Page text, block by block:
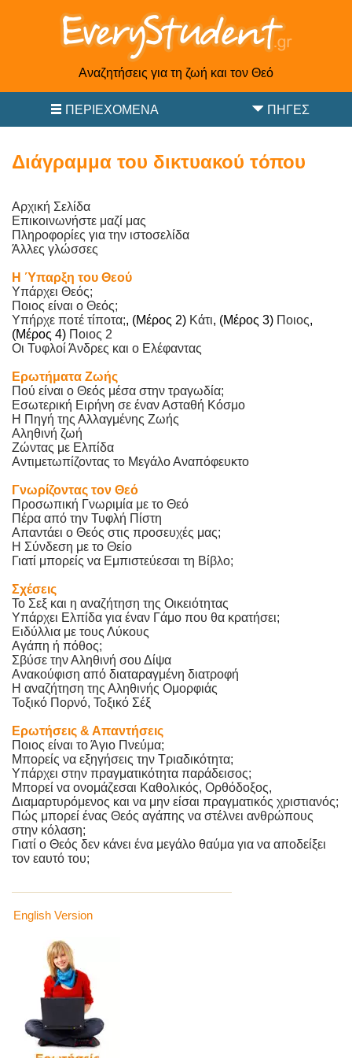
Αναζητήσεις για τη ζωή και τον Θεό
ΠΕΡΙΕΧΌΜΕΝΑ ΠΗΓΈΣ
Διάγραμμα του δικτυακού τόπου
Αρχική Σελίδα
Επικοινωνήστε μαζί μας
Πληροφορίες για την ιστοσελίδα
Άλλες γλώσσες
Η Ύπαρξη του Θεού
Υπάρχει Θεός;
Ποιος είναι ο Θεός;
Υπήρχε ποτέ τίποτα;, (Μέρος 2) Κάτι, (Μέρος 3) Ποιος,
(Μέρος 4) Ποιος 2
Οι Τυφλοί Άνδρες και ο Ελέφαντας
Ερωτήματα Ζωής
Πού είναι ο Θεός μέσα στην τραγωδία;
Εσωτερική Ειρήνη σε έναν Ασταθή Κόσμο
Η Πηγή της Αλλαγμένης Ζωής
Αληθινή ζωή
Ζώντας με Ελπίδα
Αντιμετωπίζοντας το Μεγάλο Αναπόφευκτο
Γνωρίζοντας τον Θεό
Προσωπική Γνωριμία με το Θεό
Πέρα από την Τυφλή Πίστη
Απαντάει ο Θεός στις προσευχές μας;
Η Σύνδεση με το Θείο
Γιατί μπορείς να Εμπιστεύεσαι τη Βίβλο;
Σχέσεις
Το Σεξ και η αναζήτηση της Οικειότητας
Υπάρχει Ελπίδα για έναν Γάμο που θα κρατήσει;
Ειδύλλια με τους Λύκους
Αγάπη ή πόθος;
Σβύσε την Αληθινή σου Δίψα
Ανακούφιση από διαταραγμένη διατροφή
Η αναζήτηση της Αληθινής Ομορφιάς
Τοξικό Πορνό, Τοξικό Σέξ
Ερωτήσεις & Απαντήσεις
Ποιος είναι το Άγιο Πνεύμα;
Μπορείς να εξηγήσεις την Τριαδικότητα;
Υπάρχει στην πραγματικότητα παράδεισος;
Μπορεί να ονομάζεσαι Καθολικός, Ορθόδοξος,
Διαμαρτυρόμενος και να μην είσαι πραγματικός χριστιανός;
Πώς μπορεί ένας Θεός αγάπης να στέλνει ανθρώπους
στην κόλαση;
Γιατί ο Θεός δεν κάνει ένα μεγάλο θαύμα για να αποδείξει
τον εαυτό του;
English Version